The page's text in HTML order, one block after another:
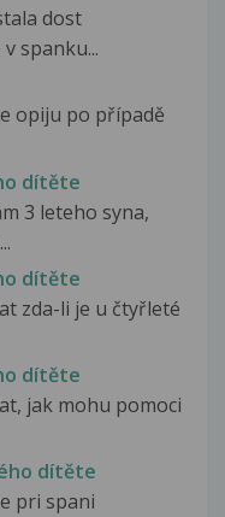
dost
spanku...
opiju po případě
dítěte
3 leteho syna,
dítěte
zda-li je u čtyřleté
dítěte
jak mohu pomoci
dítěte
pri spani